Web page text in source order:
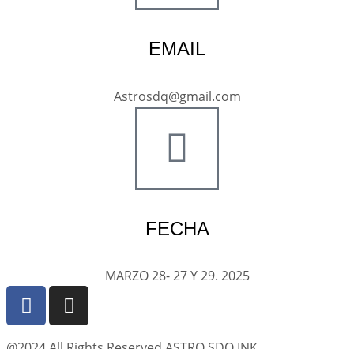
EMAIL
Astrosdq@gmail.com
FECHA
MARZO 28- 27 Y 29. 2025